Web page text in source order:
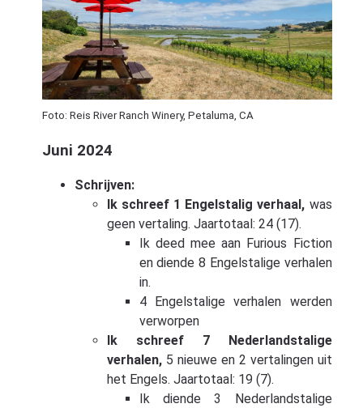
Foto: Reis River Ranch Winery, Petaluma, CA
Juni 2024
Schrijven:
Ik schreef 1 Engelstalig verhaal, was
geen vertaling. Jaartotaal: 24 (17).
Ik deed mee aan Furious Fiction
en diende 8 Engelstalige verhalen
in.
4 Engelstalige verhalen werden
verworpen
Ik schreef 7 Nederlandstalige
verhalen, 5 nieuwe en 2 vertalingen uit
het Engels. Jaartotaal: 19 (7).
Ik diende 3 Nederlandstalige